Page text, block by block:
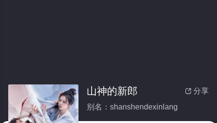
 分享
山神的新郎
别名：shanshendexinlang